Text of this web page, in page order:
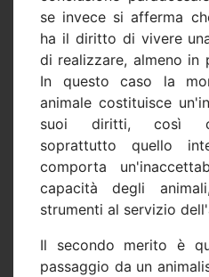
se invece si afferma
ha il diritto di vivere
di realizzare, almeno in
In questo caso la
animale costituisce
suoi diritti, così
soprattutto quello
comporta
capacità degli
strumenti al servizio
Il secondo merito è
passaggio da un